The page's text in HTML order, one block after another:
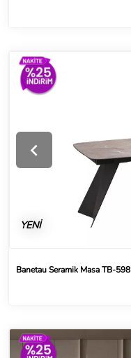
YENİ
Banetau Seramik Masa TB-598